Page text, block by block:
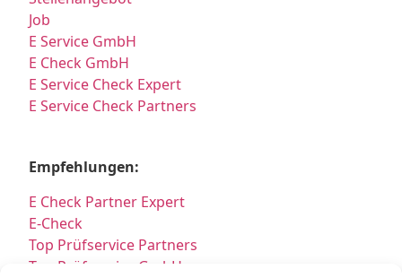
Job
E Service GmbH
E Check GmbH
E Service Check Expert
E Service Check Partners
Empfehlungen:
E Check Partner Expert
E-Check
Top Prüfservice Partners
Top Prüfservice GmbH